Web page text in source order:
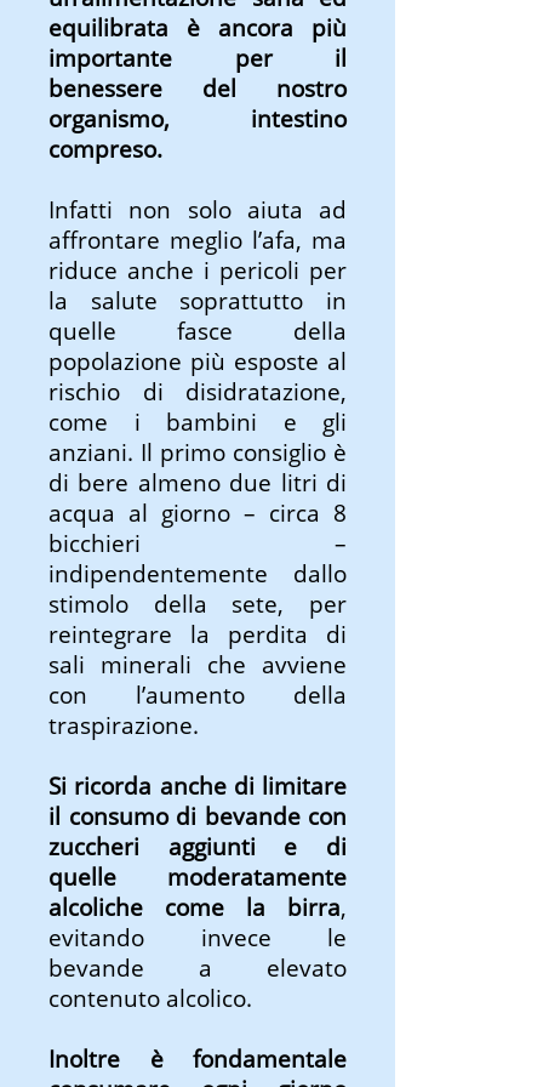
equilibrata è ancora più
importante per il
benessere del nostro
organismo, intestino
compreso.
Infatti non solo aiuta ad
affrontare meglio l’afa, ma
riduce anche i pericoli per
la salute soprattutto in
quelle fasce della
popolazione più esposte al
rischio di disidratazione,
come i bambini e gli
anziani. Il primo consiglio è
di bere almeno due litri di
acqua al giorno – circa 8
bicchieri –
indipendentemente dallo
stimolo della sete, per
reintegrare la perdita di
sali minerali che avviene
con l’aumento della
traspirazione.
Si ricorda anche di limitare
il consumo di bevande con
zuccheri aggiunti e di
quelle moderatamente
alcoliche come la birra,
evitando invece le
bevande a elevato
contenuto alcolico.
Inoltre è fondamentale